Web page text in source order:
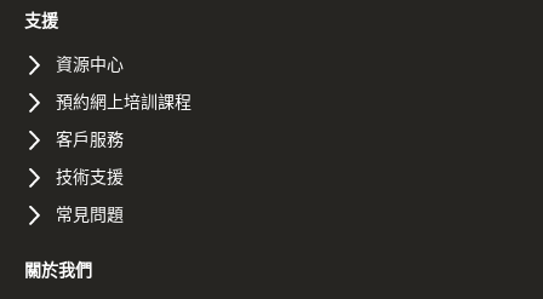
支援
資源中心
預約網上培訓課程
客戶服務
技術支援
常見問題
關於我們